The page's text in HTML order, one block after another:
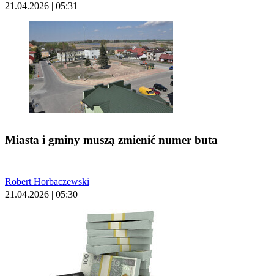
21.04.2026 | 05:31
Miasta i gminy muszą zmienić numer buta
Robert Horbaczewski
21.04.2026 | 05:30